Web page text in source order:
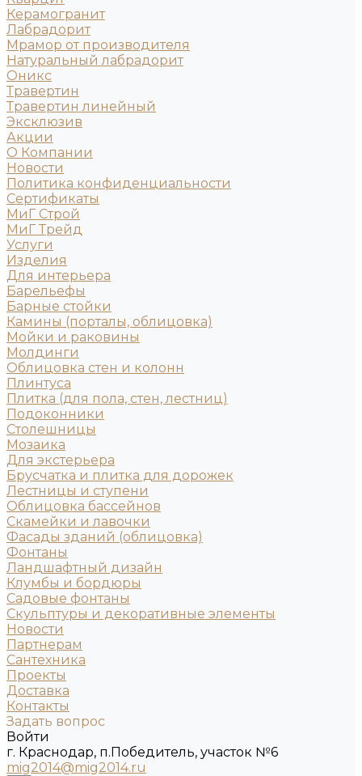
Керамогранит
Лабрадорит
Мрамор от производителя
Натуральный лабрадорит
Оникс
Травертин
Травертин линейный
Эксклюзив
Акции
О Компании
Новости
Политика конфиденциальности
Сертификаты
МиГ Строй
МиГ Трейд
Услуги
Изделия
Для интерьера
Барельефы
Барные стойки
Камины (порталы, облицовка)
Мойки и раковины
Молдинги
Облицовка стен и колонн
Плинтуса
Плитка (для пола, стен, лестниц)
Подоконники
Столешницы
Мозаика
Для экстерьера
Брусчатка и плитка для дорожек
Лестницы и ступени
Облицовка бассейнов
Скамейки и лавочки
Фасады зданий (облицовка)
Фонтаны
Ландшафтный дизайн
Клумбы и бордюры
Садовые фонтаны
Скульптуры и декоративные элементы
Новости
Партнерам
Сантехника
Проекты
Доставка
Контакты
Задать вопрос
Войти
г. Краснодар, п.Победитель, участок №6
mig2014@mig2014.ru